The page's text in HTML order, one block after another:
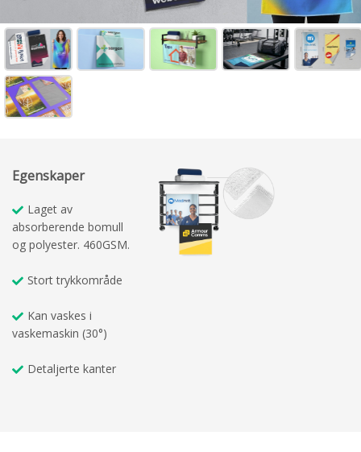
Egenskaper
Laget av
absorberende bomull
og polyester. 460GSM.
Stort trykkområde
Kan vaskes i
vaskemaskin (30°)
Detaljerte kanter